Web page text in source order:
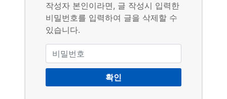
작성자 본인이라면, 글 작성시 입력한
비밀번호를 입력하여 글을 삭제할 수
있습니다.